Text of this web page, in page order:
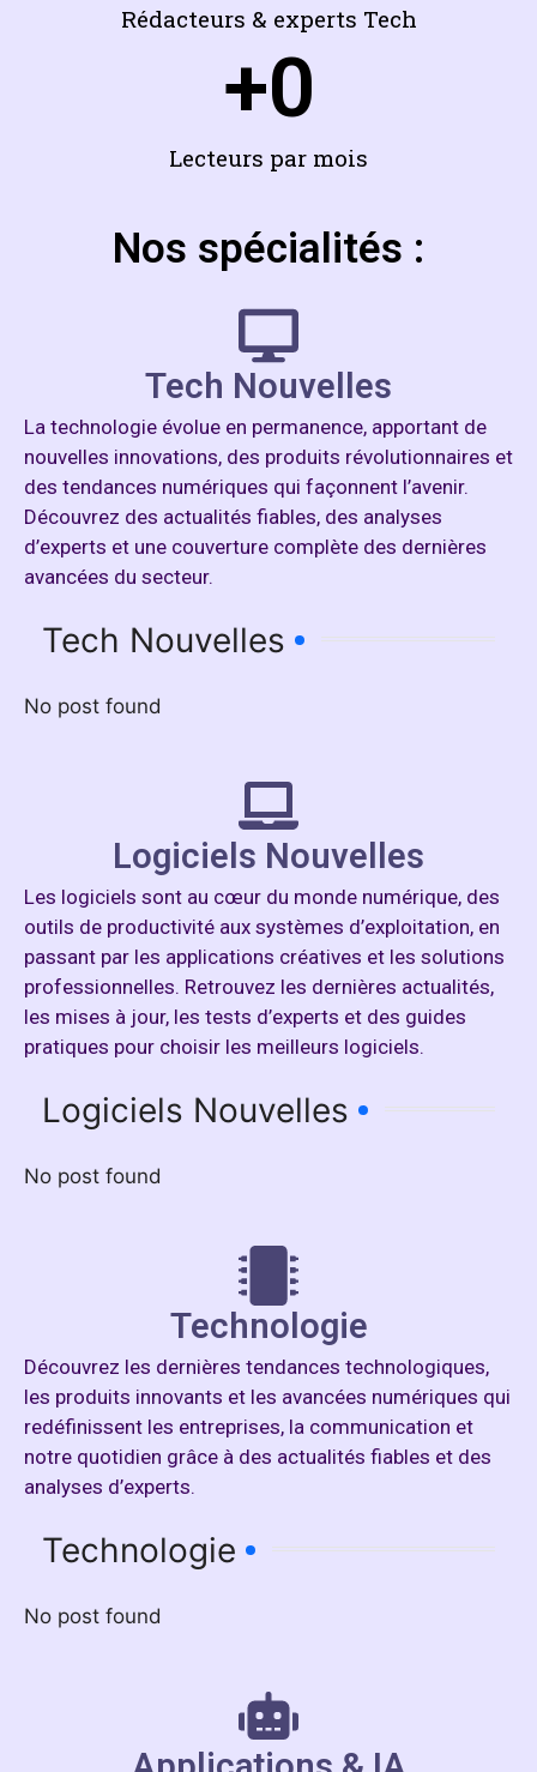
Rédacteurs & experts Tech
Lecteurs par mois
+0
Nos spécialités :
Tech Nouvelles
La technologie évolue en permanence, apportant de
nouvelles innovations, des produits révolutionnaires et
des tendances numériques qui façonnent l’avenir.
Découvrez des actualités fiables, des analyses
d’experts et une couverture complète des dernières
avancées du secteur.
Tech Nouvelles
No post found
Logiciels Nouvelles
Les logiciels sont au cœur du monde numérique, des
outils de productivité aux systèmes d’exploitation, en
passant par les applications créatives et les solutions
professionnelles. Retrouvez les dernières actualités,
les mises à jour, les tests d’experts et des guides
pratiques pour choisir les meilleurs logiciels.
Logiciels Nouvelles
No post found
Technologie
Découvrez les dernières tendances technologiques,
les produits innovants et les avancées numériques qui
redéfinissent les entreprises, la communication et
notre quotidien grâce à des actualités fiables et des
analyses d’experts.
Technologie
No post found